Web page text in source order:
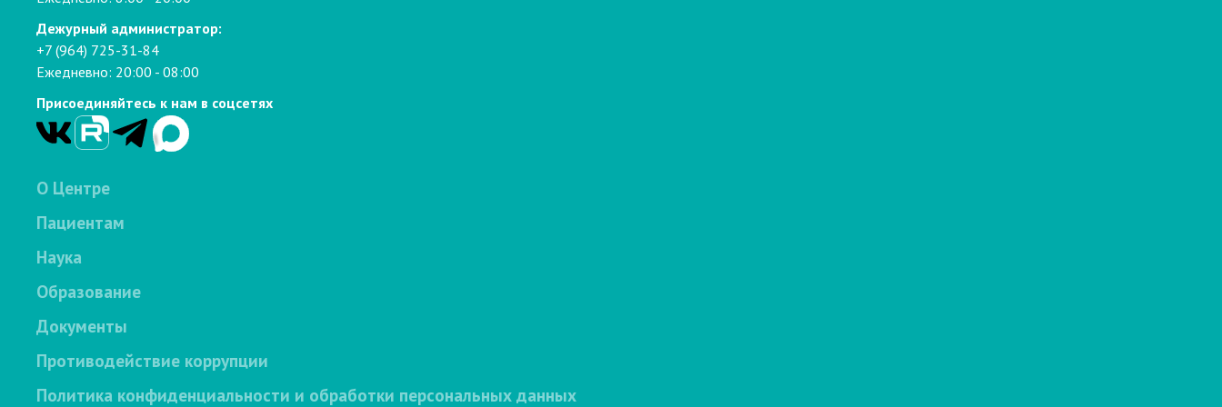
Дежурный администратор:
+7 (964) 725-31-84
Ежедневно: 20:00 - 08:00
Присоединяйтесь к нам в соцсетях
О Центре
Пациентам
Наука
Образование
Документы
Противодействие коррупции
Политика конфиденциальности и обработки персональных данных